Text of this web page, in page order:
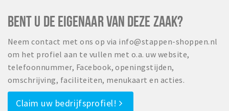
BENT U DE EIGENAAR VAN DEZE ZAAK?
Neem contact met ons op via info@stappen-shoppen.nl
om het profiel aan te vullen met o.a. uw website,
telefoonnummer, Facebook, openingstijden,
omschrijving, faciliteiten, menukaart en acties.
Claim uw bedrijfsprofiel!